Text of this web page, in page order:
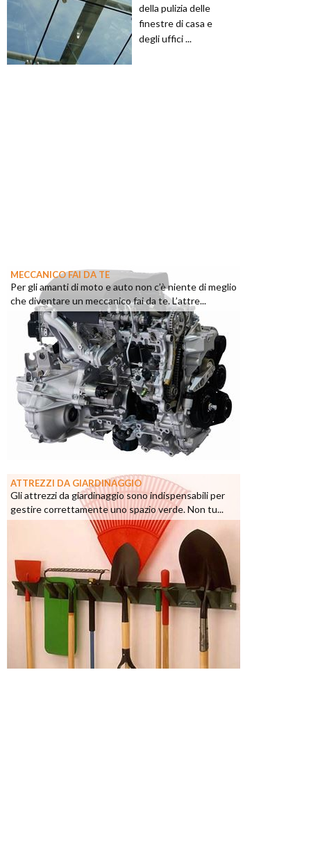
della pulizia delle
finestre di casa e
degli uffici ...
MECCANICO FAI DA TE
Per gli amanti di moto e auto non c’è niente di meglio
che diventare un meccanico fai da te. L’attre...
ATTREZZI DA GIARDINAGGIO
Gli attrezzi da giardinaggio sono indispensabili per
gestire correttamente uno spazio verde. Non tu...